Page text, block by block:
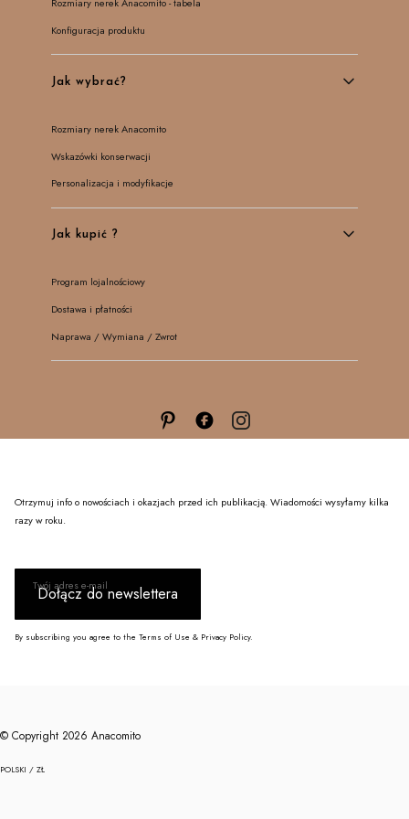
Rozmiary nerek Anacomito - tabela
Konfiguracja produktu
Jak wybrać?
Rozmiary nerek Anacomito
Wskazówki konserwacji
Personalizacja i modyfikacje
Jak kupić ?
Program lojalnościowy
Dostawa i płatności
Naprawa / Wymiana / Zwrot
Otrzymuj info o nowościach i okazjach przed ich publikacją. Wiadomości wysyłamy kilka
razy w roku.
Twój adres e-mail
Dołącz do newslettera
By subscribing you agree to the Terms of Use & Privacy Policy.
© Copyright 2026 Anacomito
POLSKI / ZŁ